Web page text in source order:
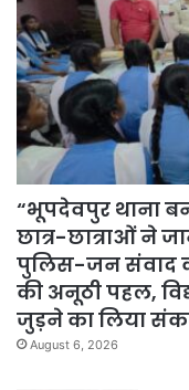
“भूपदेवपुर थाना
छात्र-छात्राओं ने
पुलिस-जन संवाद
की अनूठी पहल,
जुड़ने का लिया
August 6, 2026